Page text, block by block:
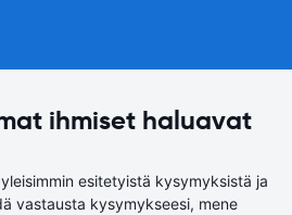
ihmiset haluavat
esitetyistä kysymyksistä ja
vastausta kysymykseesi, mene